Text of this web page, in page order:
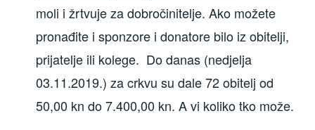
moli i žrtvuje za dobročinitelje. Ako možete
pronađite i sponzore i donatore bilo iz obitelji,
prijatelje ili kolege. Do danas (nedjelja
03.11.2019.) za crkvu su dale 72 obitelj od
50,00 kn do 7.400,00 kn. A vi koliko tko može.